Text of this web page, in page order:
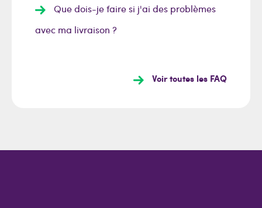
Que dois-je faire si j'ai des problèmes
avec ma livraison ?
Voir toutes les FAQ